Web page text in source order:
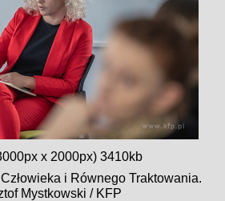
x 2000px) 3410kb
i Równego Traktowania.
Mystkowski / KFP